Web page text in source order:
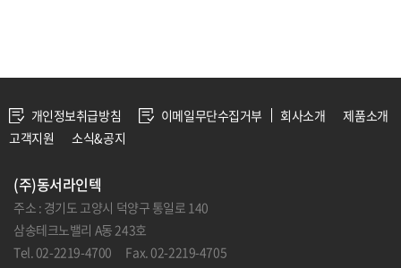
개인정보취급방침 이메일무단수집거부 회사소개
제품소개
고객지원
소식&공지
(주)동서라인텍
주소 : 경기도 고양시 덕양구 통일로 140
삼송테크노밸리 A동 243호
Tel. 02-2219-4700 Fax. 02-2219-4705